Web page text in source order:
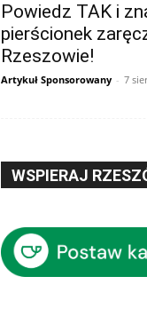
Powiedz TAK i
pierścionek
Rzeszowie!
Artykuł Sponsorowany - 7
WSPIERAJ